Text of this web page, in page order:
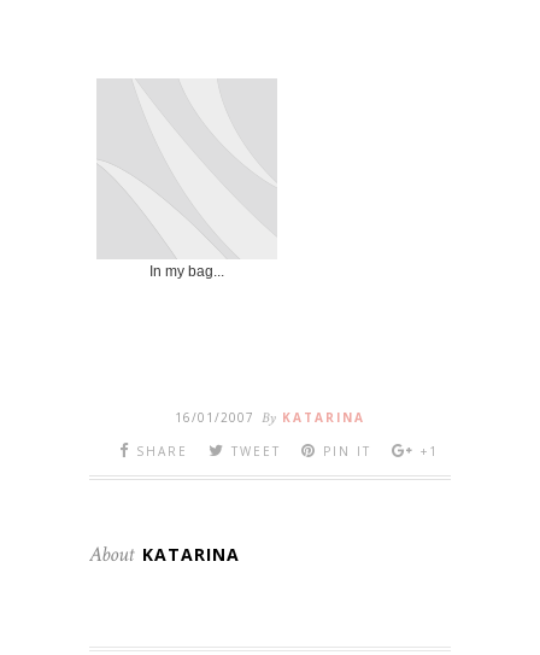
In my bag...
16/01/2007 By KATARINA
SHARE
TWEET PIN IT +1
About KATARINA